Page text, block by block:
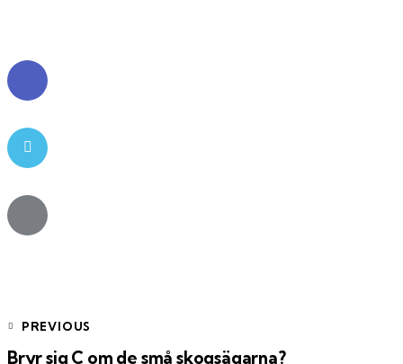
Facebook
Twitter-
Share-
Inläggsnavigering
PREVIOUS
Bryr sig C om de små skogsägarna?